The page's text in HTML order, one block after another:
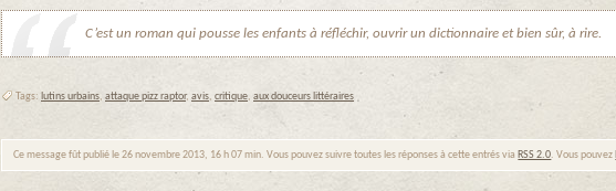
C’est un roman qui pousse les enfants à réfléchir, ouvrir un dictionnaire et bien sûr, à rire.
Tags: lutins urbains, attaque pizz raptor, avis, critique, aux douceurs littéraires
Ce message fût publié le 26 novembre 2013, 16 h 07 min. Vous pouvez suivre toutes les réponses à cette entrés via RSS 2.0. Vous pouvez